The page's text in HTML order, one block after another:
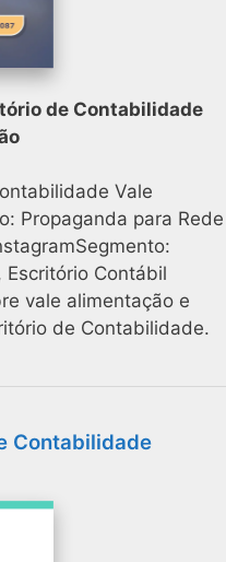
de Contabilidade
Vale
Propaganda para Rede
Contábil
vale alimentação e
de Contabilidade.
Contabilidade